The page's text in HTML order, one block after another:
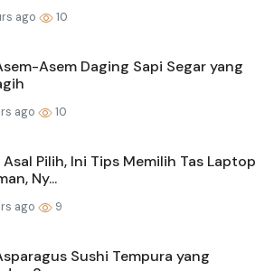
ago 10
Asem Daging Sapi Segar yang
ago 10
Pilih, Ini Tips Memilih Tas Laptop
Ny...
ago 9
Sushi Tempura yang